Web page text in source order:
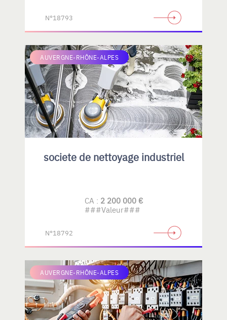
N°18793
AUVERGNE-RHÔNE-ALPES
societe de nettoyage industriel
CA : 2 200 000 €
###Valeur###
N°18792
AUVERGNE-RHÔNE-ALPES